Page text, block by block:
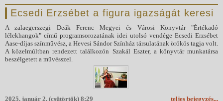
Ecsedi Erzsébet a figura igazságát keresi
A zalaegerszegi Deák Ferenc Megyei és Városi Könyvtár "Értékadó
lélekhangok" című programsorozatának idei utolsó vendége Ecsedi Erzsébet
Aase-díjas színművész, a Hevesi Sándor Színház társulatának örökös tagja volt.
A közelmúltban rendezett találkozón Szakál Eszter, a könyvtár munkatársa
beszélgetett a művésszel.
teljes bejegyzés...
2025. január 2. (csütörtök) 8:29